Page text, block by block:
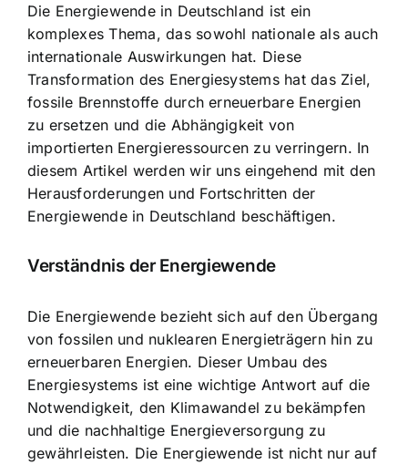
Die Energiewende in Deutschland ist ein
komplexes Thema, das sowohl nationale als auch
internationale Auswirkungen hat. Diese
Transformation des Energiesystemshat das Ziel,
fossile Brennstoffe durch erneuerbare Energien
zu ersetzen und die Abhängigkeit von
importierten Energieressourcen zu verringern. In
diesem Artikel werden wir uns eingehend mit den
Herausforderungen und Fortschritten der
Energiewende in Deutschland beschäftigen.
Verständnis der Energiewende
Die Energiewende bezieht sich auf den Übergang
von fossilen und nuklearen Energieträgern hin zu
erneuerbaren Energien. Dieser Umbau des
Energiesystems ist eine wichtige Antwort auf die
Notwendigkeit, den Klimawandel zu bekämpfen
und die nachhaltige Energieversorgung zu
gewährleisten. Die Energiewende ist nicht nur auf